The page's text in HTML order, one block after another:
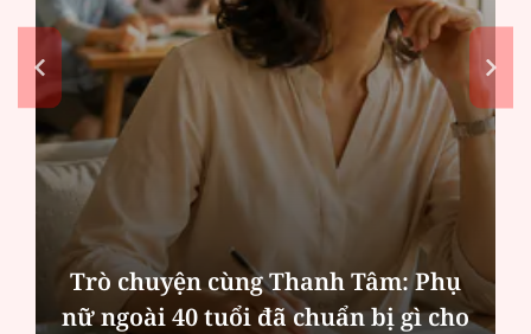
Hà Nội thu hút bác sĩ về trạm y tế,
tạo điều kiện để người dân tiếp cận